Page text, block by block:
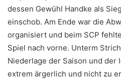
dessen Gewühl Handke als
einschob. Am Ende war die
organisiert und beim SCP
Spiel nach vorne. Unterm
Niederlage der Saison und der
extrem ärgerlich und nicht zu